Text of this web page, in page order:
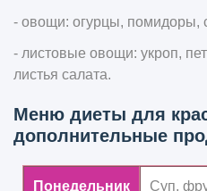
- овощи: огурцы, помидоры,
- листовые овощи: укроп,
листья салата.
Меню диеты для
дополнительные
Понедельник Суп,